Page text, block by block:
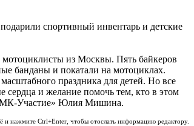
спортивный инвентарь и детские
мотоциклисты из Москвы. Пять байкеров
банданы и покатали на мотоциклах.
праздника для детей. Но все
и желание помочь тем, кто в этом
Участие» Юлия Мишина.
и нажмите Ctrl+Enter, чтобы отослать информацию редактору.